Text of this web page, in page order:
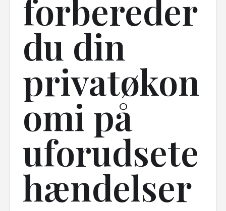
forbereder
du din
privatøkon
omi på
uforudsete
hændelser